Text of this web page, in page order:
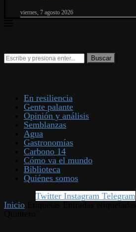
viernes, 7 agosto 2026
En resiliencia
Gente palante
Opinión y análisis
Semblanzas
Agua
Gastronomías
Carbono 14
Cómo va el mundo
Biblioteca
Quiénes somos
Twitter Instagram Telegram
Inicio